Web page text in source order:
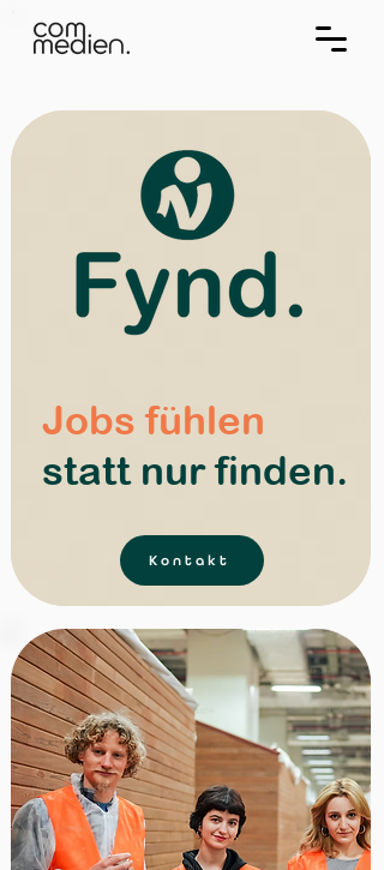
Jobs fühlen
statt nur finden.
Kontakt